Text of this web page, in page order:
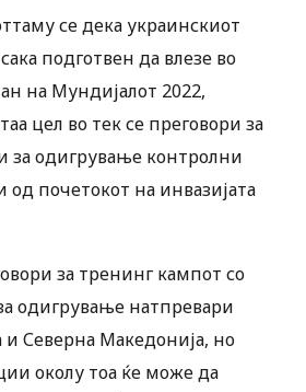
се дека украинскиот
подготвен да влезе во
на Мундијалот 2022,
цел во тек се преговори за
за одигрување контролни
почетокот на инвазијата
за тренинг кампот со
одигрување натпревари
Северна Македонија, но
околу тоа ќе може да